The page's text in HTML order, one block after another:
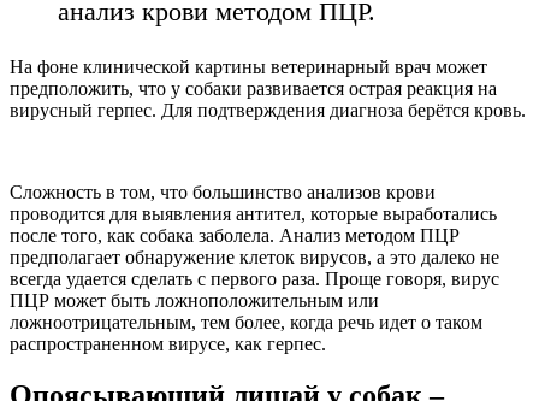
анализ крови методом ПЦР.
На фоне клинической картины ветеринарный врач может
предположить, что у собаки развивается острая реакция на
вирусный герпес. Для подтверждения диагноза берётся кровь.
Сложность в том, что большинство анализов крови
проводится для выявления антител, которые выработались
после того, как собака заболела. Анализ методом ПЦР
предполагает обнаружение клеток вирусов, а это далеко не
всегда удается сделать с первого раза. Проще говоря, вирус
ПЦР может быть ложноположительным или
ложноотрицательным, тем более, когда речь идет о таком
распространенном вирусе, как герпес.